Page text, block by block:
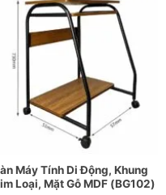
Máy Tính Di Động, Khung
Loại, Mặt Gỗ MDF (BG102)